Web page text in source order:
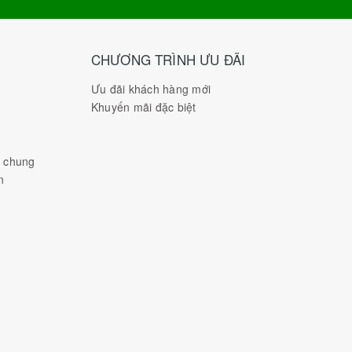
CHƯƠNG TRÌNH ƯU ĐÃI
Ưu đãi khách hàng mới
Khuyến mãi đặc biệt